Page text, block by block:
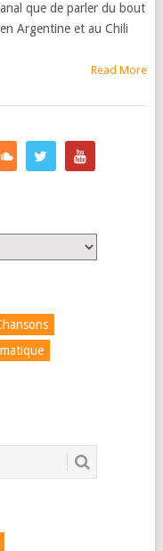
que de parler du bout
Argentine et au Chili
Read More